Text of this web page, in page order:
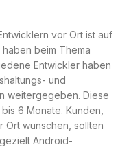
vor Ort ist auf
beim Thema
Entwickler haben
und
weitergegeben. Diese
6 Monate. Kunden,
Ort wünschen, sollten
Android-